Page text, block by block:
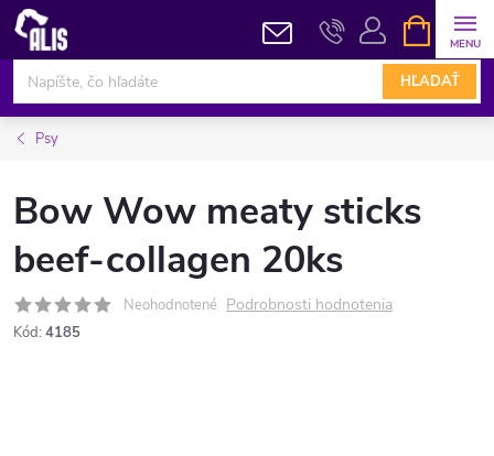
Prejsť
obsah
HĽADAŤ
KOŠÍK
Psy
Bow Wow meaty sticks
beef-collagen 20ks
Neohodnotené Podrobnosti hodnotenia
Kód: 4185